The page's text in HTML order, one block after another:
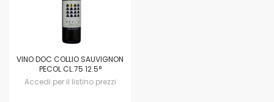
VINO DOC COLLIO SAUVIGNON
PECOL CL.75 12.5°
Accedi per il listino prezzi